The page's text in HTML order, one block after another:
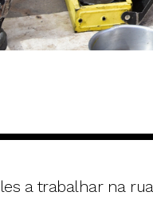
a trabalhar na rua